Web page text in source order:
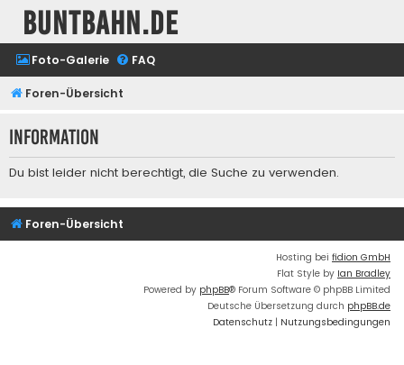
buntbahn.de
Foto-Galerie FAQ
Foren-Übersicht
Information
Du bist leider nicht berechtigt, die Suche zu verwenden.
Foren-Übersicht
Hosting bei fidion GmbH
Flat Style by Ian Bradley
Powered by phpBB® Forum Software © phpBB Limited
Deutsche Übersetzung durch phpBB.de
Datenschutz | Nutzungsbedingungen